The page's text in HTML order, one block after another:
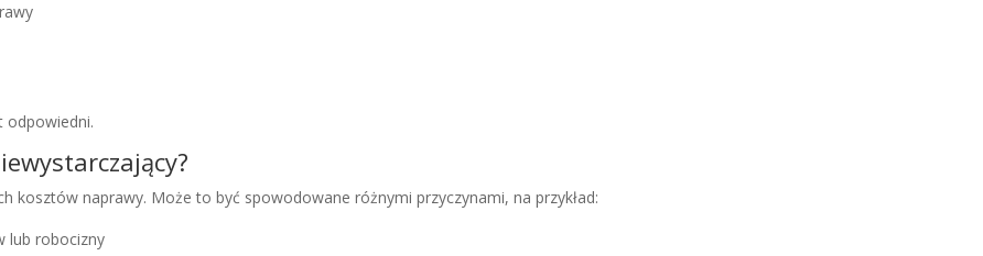
odpowiedni.
kosztów naprawy. Może to być spowodowane różnymi przyczynami, na przykład:
lub robocizny